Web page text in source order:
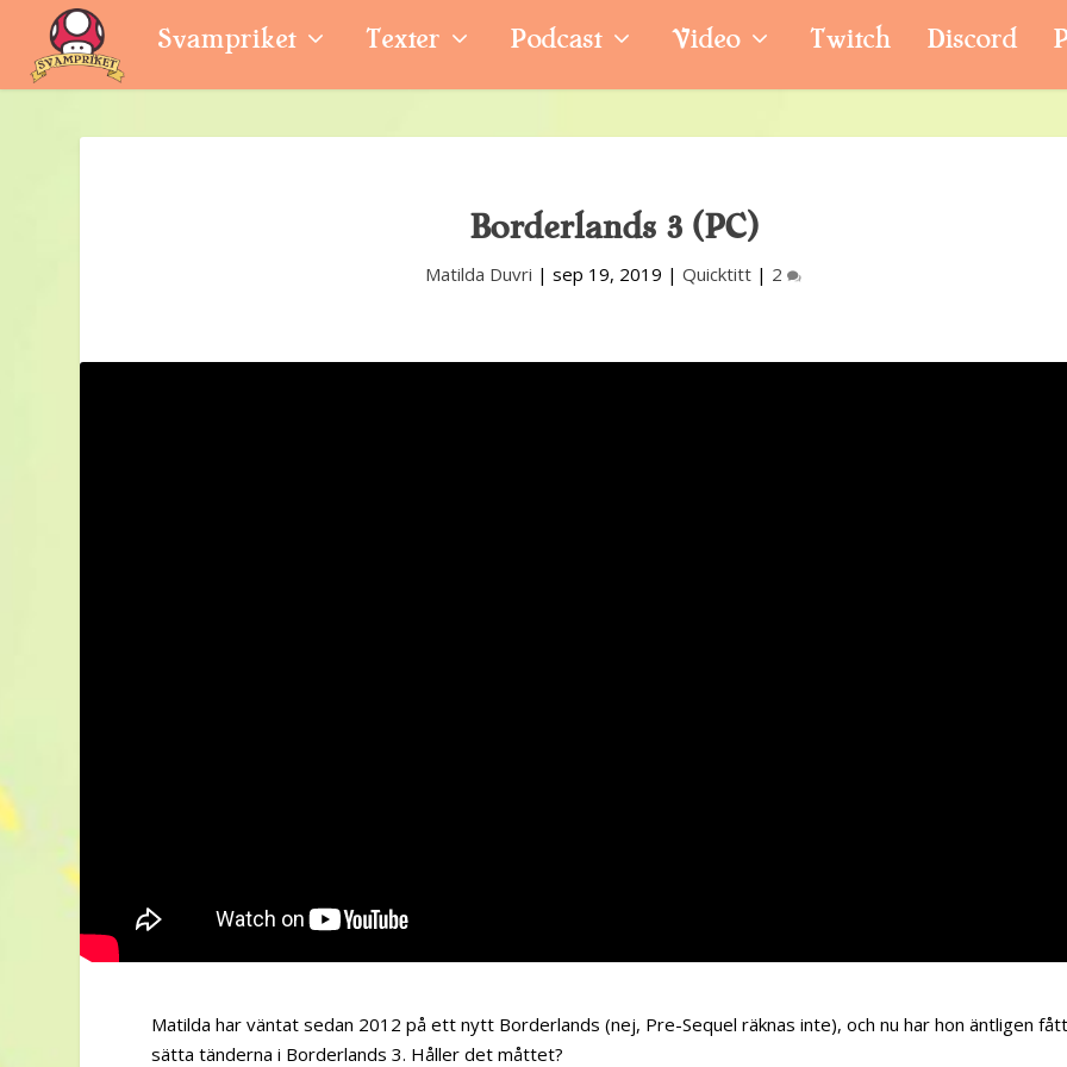
Svampriket Texter Podcast Video Twitch Discord
Borderlands 3 (PC)
Matilda Duvri | sep 19, 2019 | Quicktitt| 2
Matilda har väntat sedan 2012 på ett nytt Borderlands (nej, Pre-Sequel räknas inte), och nu har hon äntligen
sätta tänderna i Borderlands 3. Håller det måttet?